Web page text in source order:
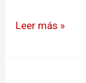
Leer más »